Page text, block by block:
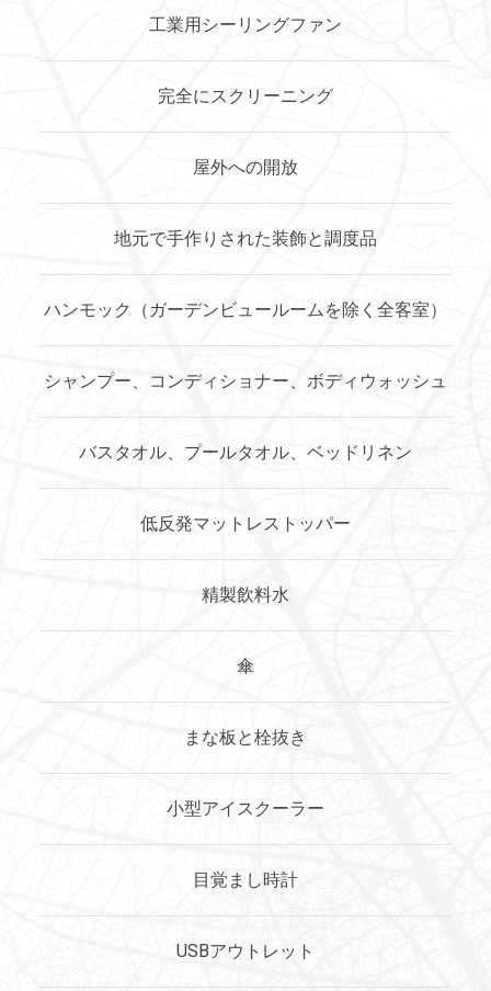
工業用シーリングファン
完全にスクリーニング
屋外への開放
地元で手作りされた装飾と調度品
ハンモック（ガーデンビュールームを除く全客室）
シャンプー、コンディショナー、ボディウォッシュ
バスタオル、プールタオル、ベッドリネン
低反発マットレストッパー
精製飲料水
傘
まな板と栓抜き
小型アイスクーラー
目覚まし時計
USBアウトレット